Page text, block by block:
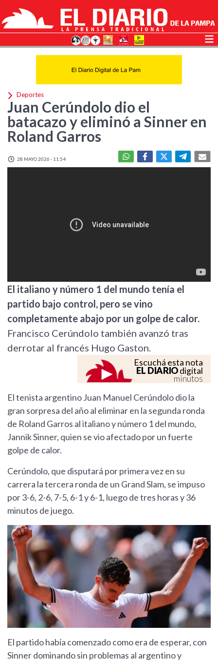
Deportes
Juan Cerúndolo dio el
batacazo y eliminó a Sinner en
Roland Garros
28 MAYO 2026 - 11:54
El italiano y número 1 del mundo tenía el
partido bajo control, pero se vino
completamente abajo por un golpe de calor.
Francisco Cerúndolo también avanzó tras
derrotar al francés Hugo Gaston.
Escuchá esta nota
EL DIARIOdigital
minutos
El tenista argentino Juan Manuel Cerúndolo dio la
gran sorpresa del año al eliminar en la segunda ronda
de Roland Garros al italiano y número 1 del mundo,
Jannik Sinner, quien se vio afectado por un fuerte
golpe de calor.
Cerúndolo, que disputará por primera vez en su
carrera la tercera ronda de un Grand Slam, se impuso
por 3-6, 2-6, 7-5, 6-1 y 6-1, luego de tres horas y 36
minutos de juego.
El partido había comenzado como era de esperar, con
Sinner dominando sin problemas al argentino y